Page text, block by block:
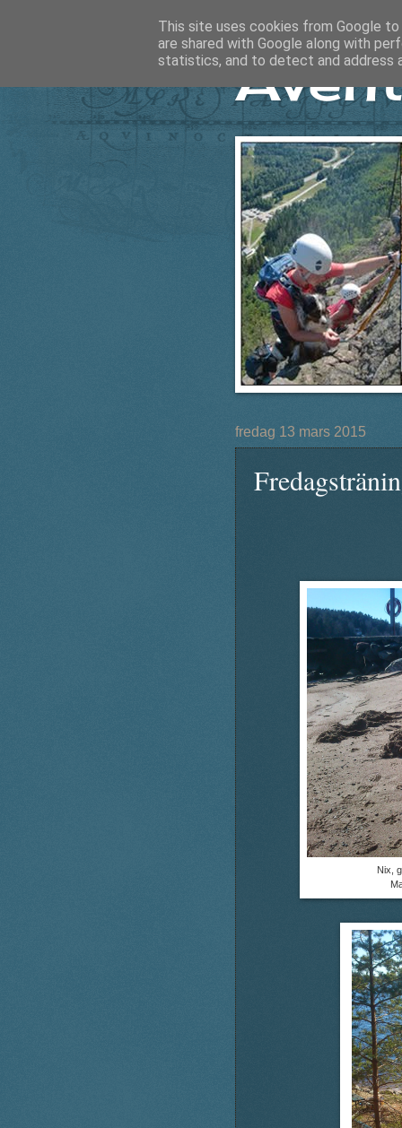
fredag 13 mars 2015
Nix,
This site uses cookies from Google
are shared with Google along with
statistics, and to detect and address